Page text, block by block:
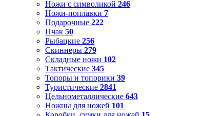
Ножи с символикой 246
Ножи-поплавки 7
Подарочные 222
Пчак 50
Рыбацкие 256
Скиннеры 279
Складные ножи 102
Тактические 345
Топоры и топорики 39
Туристические 2841
Цельнометаллические 643
Ножны для ножей 101